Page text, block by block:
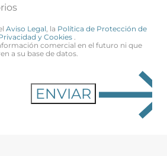
Aviso Legal , la Política de Protección de
y Cookies
comercial en el futuro ni que
a su base de datos.